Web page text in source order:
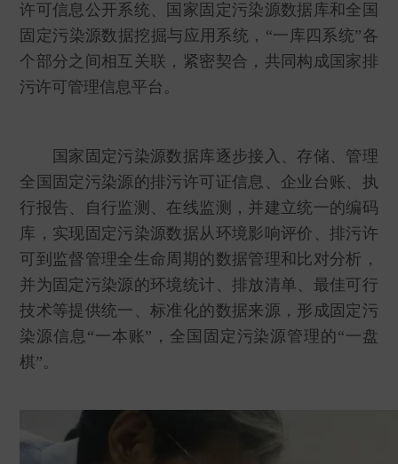
许可信息公开系统、国家固定污染源数据库和全国
固定污染源数据挖掘与应用系统，“一库四系统”各
个部分之间相互关联，紧密契合，共同构成国家排
污许可管理信息平台。
国家固定污染源数据库逐步接入、存储、管理
全国固定污染源的排污许可证信息、企业台账、执
行报告、自行监测、在线监测，并建立统一的编码
库，实现固定污染源数据从环境影响评价、排污许
可到监督管理全生命周期的数据管理和比对分析，
并为固定污染源的环境统计、排放清单、最佳可行
技术等提供统一、标准化的数据来源，形成固定污
染源信息“一本账”，全国固定污染源管理的“一盘
棋”。